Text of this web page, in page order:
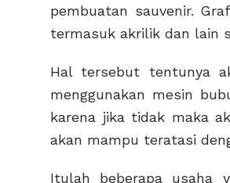
pembuatan sauvenir.
termasuk akrilik dan lain
Hal tersebut tentunya
menggunakan mesin
karena jika tidak maka
akan mampu teratasi
Itulah beberapa usaha